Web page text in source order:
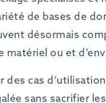
de bases de
désormais
ou et
des cas
sans sacrifier